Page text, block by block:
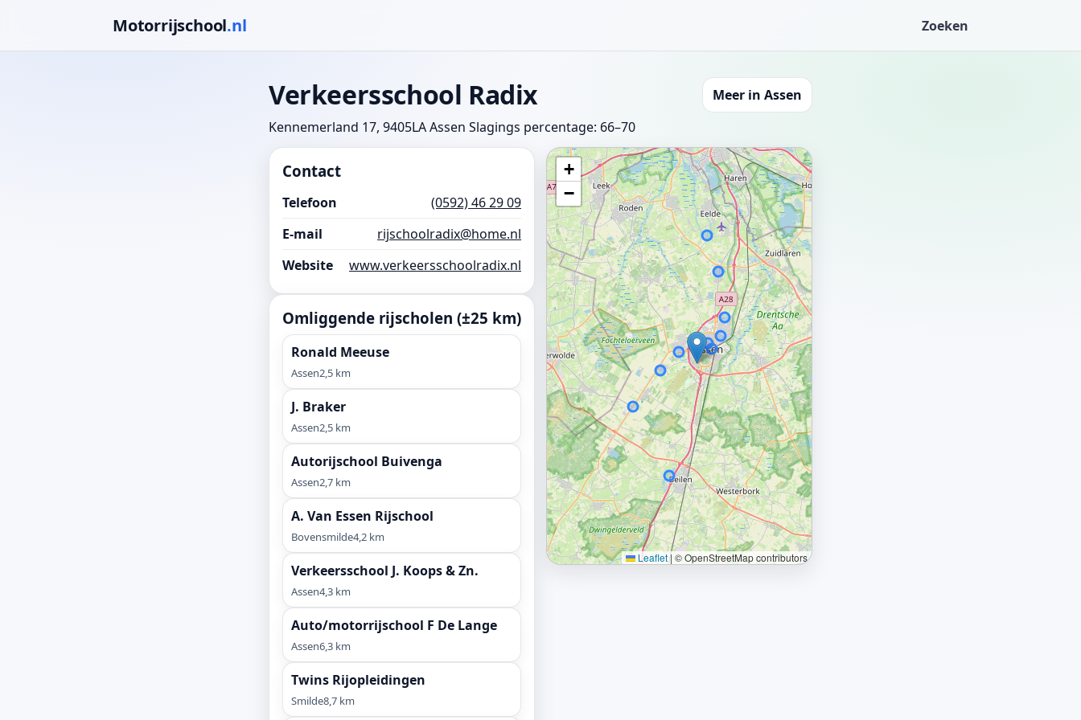
Motorrijschool.nl Zoeken
Verkeersschool Radix
Kennemerland 17, 9405LA Assen Slagings percentage: 66–70
Meer in Assen
Contact
Telefoon
(0592) 46 29 09
E-mail
rijschoolradix@home.nl
Website
www.verkeersschoolradix.nl
Omliggende rijscholen (±25 km)
Ronald Meeuse
Assen2,5 km
J. Braker
Assen2,5 km
Autorijschool Buivenga
Assen2,7 km
A. Van Essen Rijschool
Bovensmilde4,2 km
Verkeersschool J. Koops & Zn.
Assen4,3 km
Auto/motorrijschool F De Lange
Assen6,3 km
Twins Rijopleidingen
Smilde8,7 km
+
−
Leaflet | © OpenStreetMap contributors